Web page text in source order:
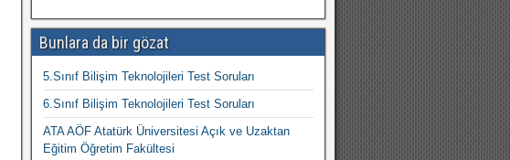
Bunlara da bir gözat
5.Sınıf Bilişim Teknolojileri Test Soruları
6.Sınıf Bilişim Teknolojileri Test Soruları
ATA AÖF Atatürk Üniversitesi Açık ve Uzaktan
Eğitim Öğretim Fakültesi